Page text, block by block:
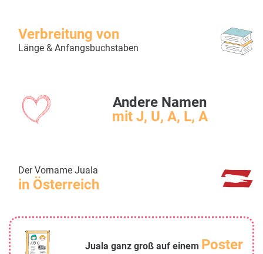
Verbreitung von
Länge & Anfangsbuchstaben
Andere Namen
mit J, U, A, L, A
Der Vorname Juala
in Österreich
Juala ganz groß auf einem Poster